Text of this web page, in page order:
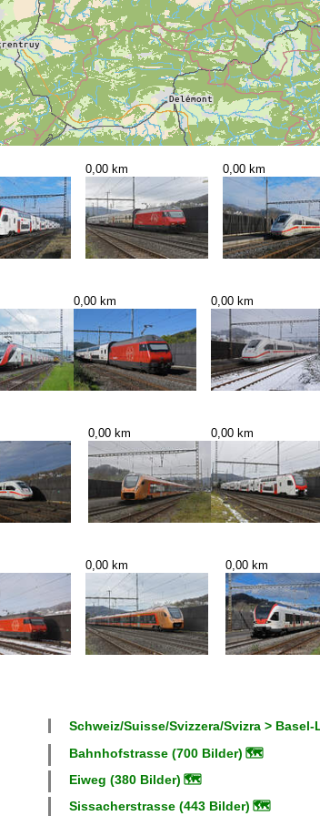
0,00 km 0,00 km
0,00 km 0,00 km
0,00 km 0,00 km
0,00 km 0,00 km
Schweiz/Suisse/Svizzera/Svizra >
Bahnhofstrasse (700 Bilder) 🗺
Eiweg (380 Bilder) 🗺
Sissacherstrasse (443 Bilder) 🗺